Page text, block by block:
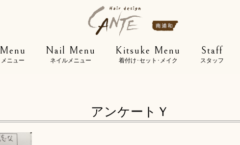
Menu
メニュー
Nail Menu
ネイルメニュー
Kitsuke Menu
着付け･セット･メイク
Staff
スタッフ
アンケートＹ